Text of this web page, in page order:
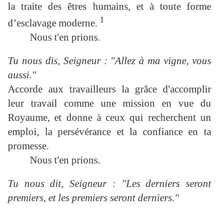
la traite des êtres humains, et à toute forme
d’esclavage moderne. 1
Nous t'en prions.
Tu nous dis, Seigneur : "Allez à ma vigne, vous
aussi."
Accorde aux travailleurs la grâce d'accomplir
leur travail comme une mission en vue du
Royaume, et donne à ceux qui recherchent un
emploi, la persévérance et la confiance en ta
promesse.
Nous t'en prions.
Tu nous dit, Seigneur : "Les derniers seront
premiers, et les premiers seront derniers."